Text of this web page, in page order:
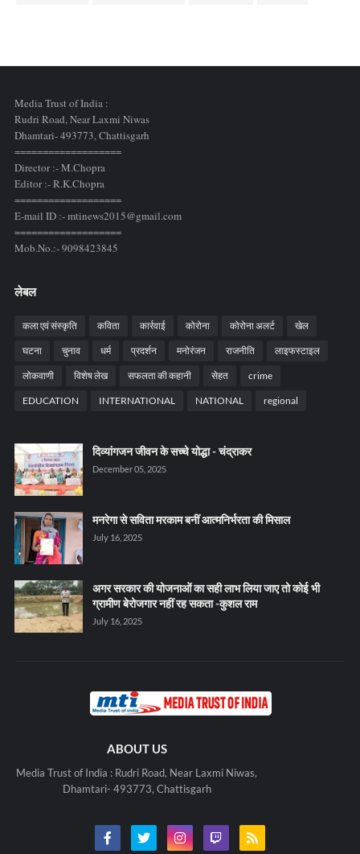
Media Trust of India :
Rudri Road, Near Laxmi Niwas
Dhamtari- 493773,Chattisgarh
===================
Director :- M.Chopra
Editor :- R.K.Chopra
===================
E-mail ID :- mtinews2015@gmail.com
===================
Mob.No.:- 9098423845
लेबल
कला एवं संस्कृति कविता कार्रवाई कोरोना कोरोना अलर्ट खेल
घटना चुनाव धर्म प्रदर्शन मनोरंजन राजनीति लाइफस्टाइल
लोकवाणी विशेष लेख सफलता की कहानी सेहत crime
EDUCATION INTERNATIONAL NATIONAL regional
दिव्यांगजन जीवन के सच्चे योद्धा - चंद्राकर
December 05, 2025
मनरेगा से सविता मरकाम बनीं आत्मनिर्भरता की मिसाल
July 16, 2025
अगर सरकार की योजनाओं का सही लाभ लिया जाए तो कोई भी
ग्रामीण बेरोजगार नहीं रह सकता -कुशल राम
July 16, 2025
ABOUT US
Media Trust of India : Rudri Road, Near Laxmi Niwas,
Dhamtari- 493773, Chattisgarh